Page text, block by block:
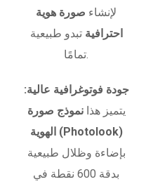
لإنشاء صورة هوية
احترافية تبدو طبيعية
تمامًا.
جودة فوتوغرافية عالية:
يتميز هذانموذج صورة
الهوية (Photolook)
بإضاءة وظلال طبيعية
بدقة 600 نقطة في